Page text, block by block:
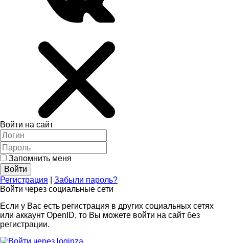
Войти на сайт
Запомнить меня
Регистрация
Забыли пароль?
Войти через социальные сети
Если у Вас есть регистрация в других социальных сетях
или аккаунт OpenID, то Вы можете войти на сайт без
регистрации.